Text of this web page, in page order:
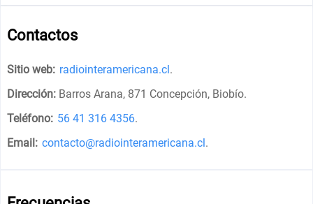
Contactos
Sitio web: radiointeramericana.cl.
Dirección: Barros Arana, 871 Concepción, Biobío.
Teléfono: 56 41 316 4356.
Email: contacto@radiointeramericana.cl.